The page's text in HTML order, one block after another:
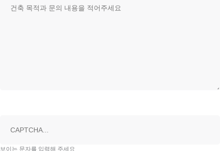
보이는 문자를 입력해 주세요